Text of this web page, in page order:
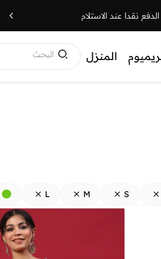
الدفع نقدا عند الاستلام
المنزل البحث
S
M
L